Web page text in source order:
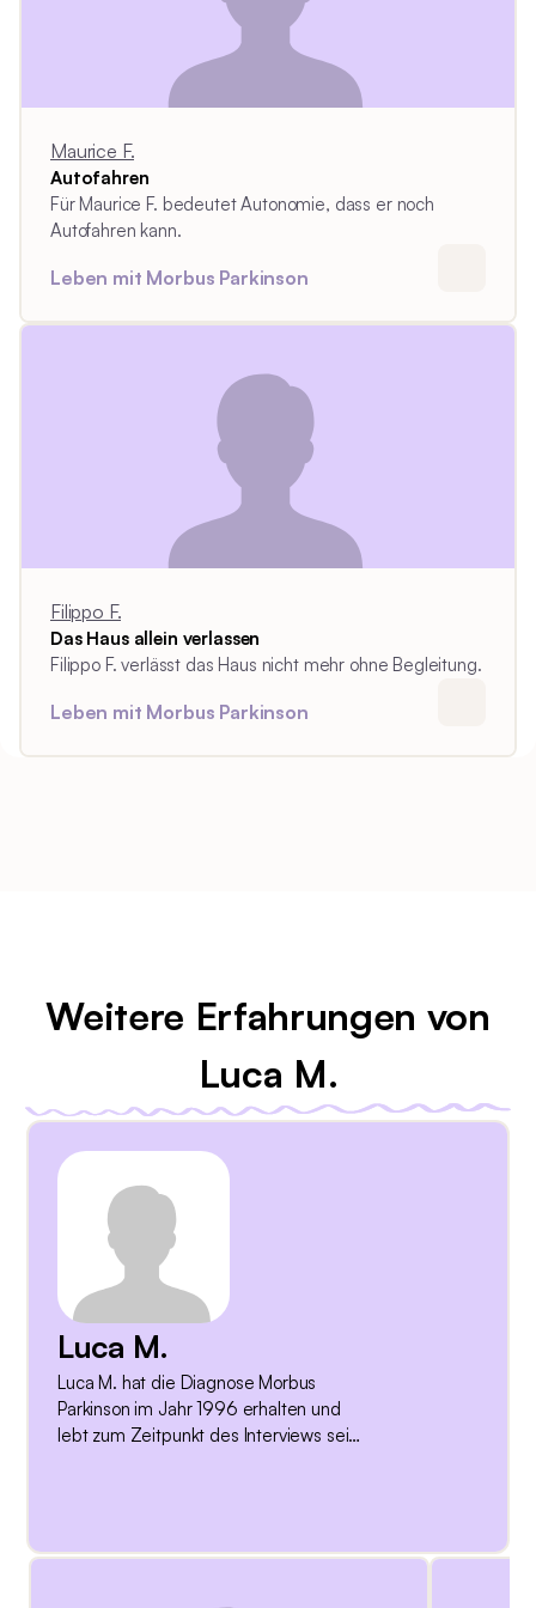
Maurice F.
Autofahren
Für Maurice F. bedeutet Autonomie, dass er noch
Autofahren kann.
Leben mit Morbus Parkinson
Filippo F.
Das Haus allein verlassen
Filippo F. verlässt das Haus nicht mehr ohne Begleitung.
Leben mit Morbus Parkinson
Weitere Erfahrungen von
Luca M.
Luca M.
Luca M. hat die Diagnose Morbus
Parkinson im Jahr 1996 erhalten und
lebt zum Zeitpunkt des Interviews seit
Arbeitspensum. In dieser Zeit